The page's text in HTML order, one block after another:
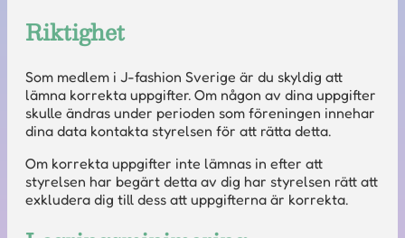
Riktighet
Som medlem i J-fashion Sverige är du skyldig att
lämna korrekta uppgifter. Om någon av dina uppgifter
skulle ändras under perioden som föreningen innehar
dina data kontakta styrelsen för att rätta detta.
Om korrekta uppgifter inte lämnas in efter att
styrelsen har begärt detta av dig har styrelsen rätt att
exkludera dig till dess att uppgifterna är korrekta.